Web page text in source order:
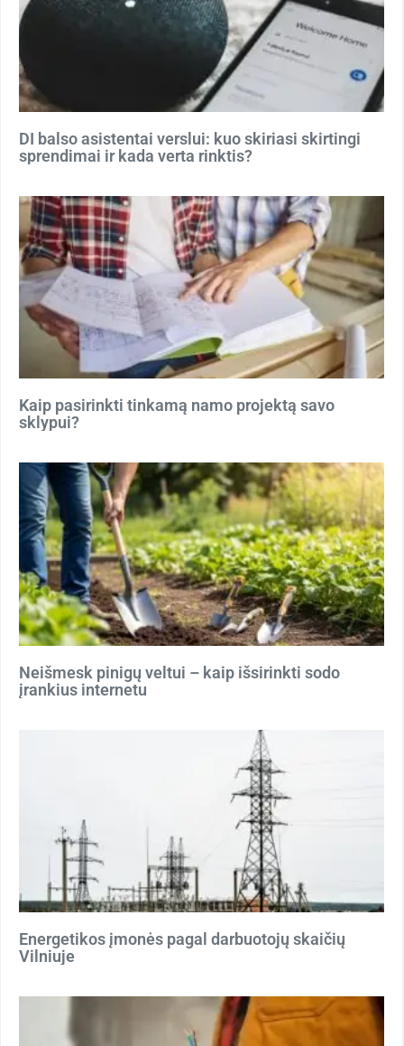
DI balso asistentai verslui: kuo skiriasi skirtingi
sprendimai ir kada verta rinktis?
Kaip pasirinkti tinkamą namo projektą savo
sklypui?
Neišmesk pinigų veltui – kaip išsirinkti sodo
įrankius internetu
Energetikos įmonės pagal darbuotojų skaičių
Vilniuje